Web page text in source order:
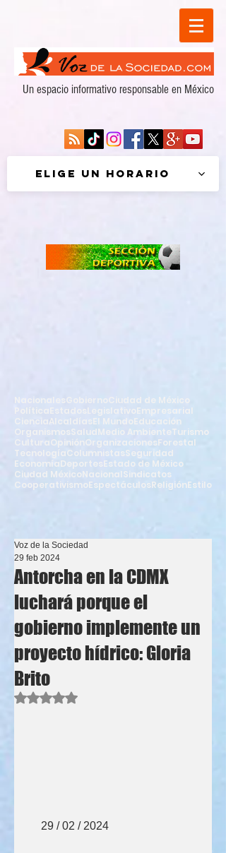
Un espacio informativo responsable en México
Elige un horario
NacionalesGobierno Ciudad de México
Política EstadosLegislativoEmpresarial
CienciaAlcaldíasEl MundoEducación
OrganismosSaludMedio AmbienteTurismo
CulturaOpiniónOrganizacionesForestal
TecnologíaColumnistasSeguridad
EconomíaDeportesEstado de México
Ciudad MéxicoNacionalSindicatos
CooperativismoEspectáculosReligiónEstilo
Antorcha en la CDMX
luchará porque el
gobierno implemente un
proyecto hídrico: Gloria
Brito
Voz de la Sociedad
29 feb 2024
Obtuvo NaN de 5 estrellas.
     29 / 02 / 2024